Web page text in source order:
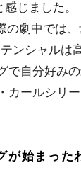
じました。
劇中では、
ンシャルは
自分好み
カールシリ
始まった